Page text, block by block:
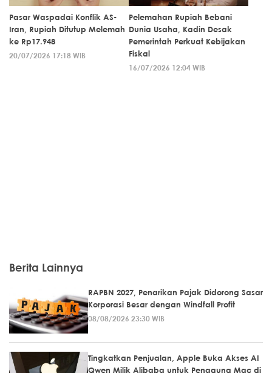
Pasar Waspadai Konflik AS-
Iran, Rupiah Ditutup Melemah
ke Rp17.948
20/07/2026 17:18 WIB
Pelemahan Rupiah Bebani
Dunia Usaha, Kadin Desak
Pemerintah Perkuat Kebijakan
Fiskal
16/07/2026 12:04 WIB
Berita Lainnya
RAPBN 2027, Penarikan Pajak Didorong Sasar
Korporasi Besar dengan Windfall Profit
08/08/2026 23:30 WIB
Tingkatkan Penjualan, Apple Buka Akses AI
Qwen Milik Alibaba untuk Pengguna Mac di